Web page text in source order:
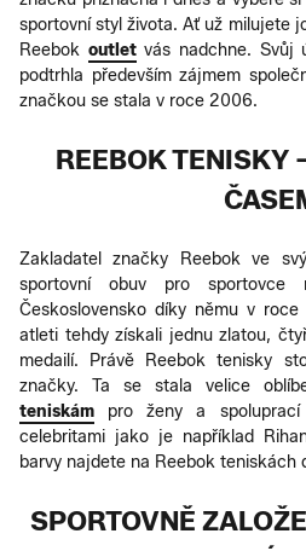
sportovní styl života. Ať už milujete
Reebok outletvás nadchne. Svůj
podtrhla především zájmem
značkou se stala v roce 2006.
REEBOK TENISKY
Zakladatel značky Reebok ve
sportovní obuv pro
Československo díky němu v
atleti tehdy získali jednu zlatou,
medailí. Právě Reebok tenisky
značky. Ta se stala velice
teniskám pro ženy a spoluprací
celebritami jako je například
barvy najdete na Reebok teniskách
SPORTOVNĚ